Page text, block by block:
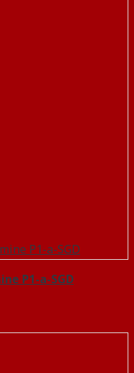
P1-a-SGD